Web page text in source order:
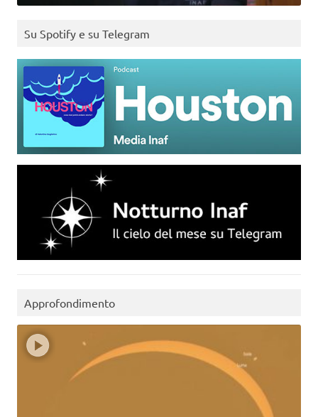
Su Spotify e su Telegram
Approfondimento